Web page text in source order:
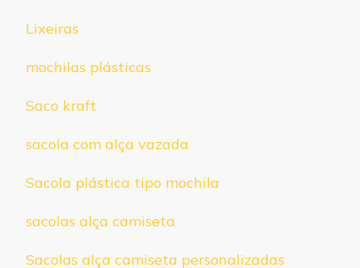
Lixeiras
mochilas plásticas
Saco kraft
sacola com alça vazada
Sacola plástica tipo mochila
sacolas alça camiseta
Sacolas alça camiseta personalizadas